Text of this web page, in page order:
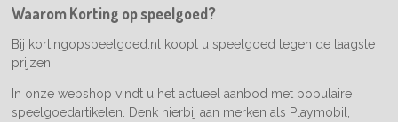
k
a
m
Waarom Korting op speelgoed?
Bij kortingopspeelgoed.nl koopt u speelgoed tegen de laagste
prijzen.
In onze webshop vindt u het actueel aanbod met populaire
speelgoedartikelen. Denk hierbij aan merken als Playmobil,